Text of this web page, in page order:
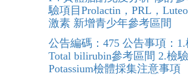
驗項目Prolactin，PRL，
激素 新增青少年參考區間
公告編碼：475 公告事項：1.
Total bilirubin參考區間 2.檢
Potassium檢體採集注意事項